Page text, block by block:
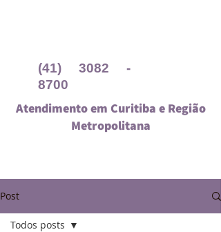
(41) 3082 -
8700
Atendimento em Curitiba e Região
Metropolitana
Post
Todos posts